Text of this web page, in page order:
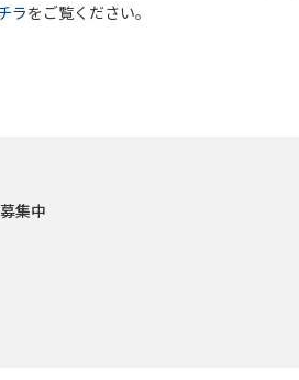
ラをご覧ください。
集中